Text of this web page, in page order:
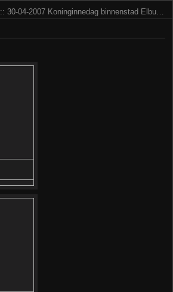
:: 30-04-2007 Koninginnedag binnenstad Elbu…